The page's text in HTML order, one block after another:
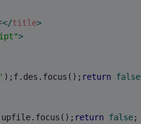
</title>
>
);f.des.focus(); return false
return false;